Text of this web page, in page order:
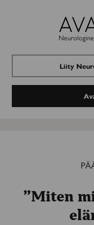
Avain-
lehti
Liity
”Miten